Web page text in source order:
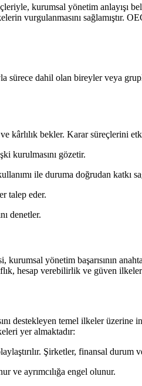
kurumsal yönetim anlayışı
vurgulanmasını sağlamıştır.
sürece dahil olan bireyler veya
kârlılık bekler. Karar süreçlerini
kurulmasını gözetir.
ile duruma doğrudan katkı
talep eder.
denetler.
yönetim başarısının
hesap verebilirlik ve güven
destekleyen temel ilkeler
yer almaktadır:
Şirketler, finansal durum
ve ayrımcılığa engel olunur.